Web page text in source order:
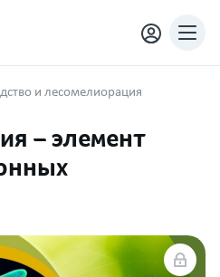
и лесомелиорация
– элемент